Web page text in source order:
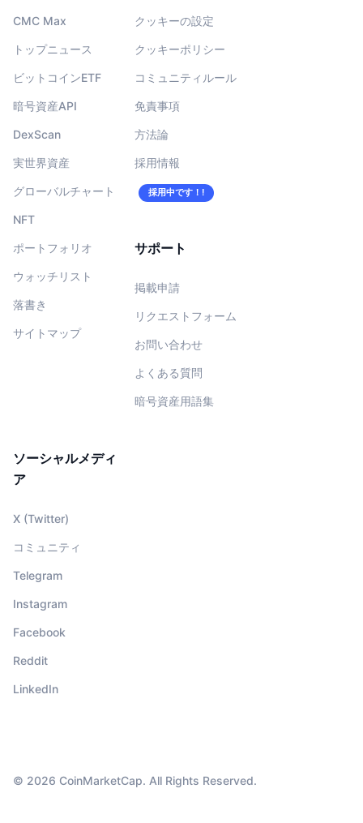
CMC Max
トップニュース
ビットコインETF
暗号資産API
DexScan
実世界資産
グローバルチャート
NFT
ポートフォリオ
ウォッチリスト
落書き
サイトマップ
クッキーの設定
クッキーポリシー
コミュニティルール
免責事項
方法論
採用情報
採用中です！!
サポート
掲載申請
リクエストフォーム
お問い合わせ
よくある質問
暗号資産用語集
ソーシャルメディ
ア
X (Twitter)
コミュニティ
Telegram
Instagram
Facebook
Reddit
LinkedIn
© 2026 CoinMarketCap. All Rights Reserved.